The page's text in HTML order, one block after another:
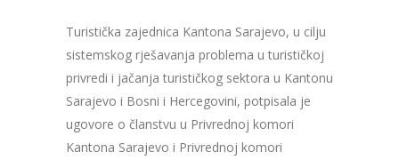
Turistička zajednica Kantona Sarajevo, u cilju
sistemskog rješavanja problema u turističkoj
privredi i jačanja turističkog sektora u Kantonu
Sarajevo i Bosni i Hercegovini, potpisala je
ugovore o članstvu u Privrednoj komori
Kantona Sarajevo i Privrednoj komori